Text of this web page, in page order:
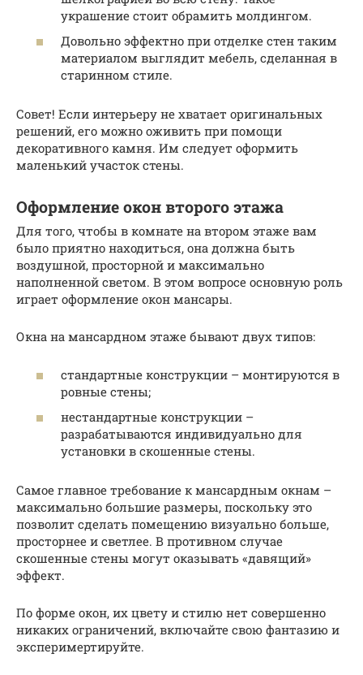
украшение стоит обрамить молдингом.
Довольно эффектно при отделке стен таким
материалом выглядит мебель, сделанная в
старинном стиле.
Совет! Если интерьеру не хватает оригинальных
решений, его можно оживить при помощи
декоративного камня. Им следует оформить
маленький участок стены.
Оформление окон второго этажа
Для того, чтобы в комнате на втором этаже вам
было приятно находиться, она должна быть
воздушной, просторной и максимально
наполненной светом. В этом вопросе основную роль
играет оформление окон мансары.
Окна на мансардном этаже бывают двух типов:
стандартные конструкции – монтируются в
ровные стены;
нестандартные конструкции –
разрабатываются индивидуально для
установки в скошенные стены.
Самое главное требование к мансардным окнам –
максимально большие размеры, поскольку это
позволит сделать помещению визуально больше,
просторнее и светлее. В противном случае
скошенные стены могут оказывать «давящий»
эффект.
По форме окон, их цвету и стилю нет совершенно
никаких ограничений, включайте свою фантазию и
эксперимертируйте.